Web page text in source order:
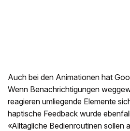
Auch bei den Animationen hat
Wenn Benachrichtigungen
reagieren umliegende Elemente
haptische Feedback wurde
«Alltägliche Bedienroutinen sollen